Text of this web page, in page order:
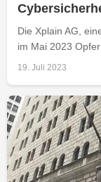
Die Xplain AG,
im Mai 2023
19. Juli 2023